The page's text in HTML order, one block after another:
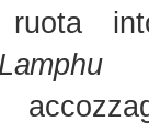
ruota